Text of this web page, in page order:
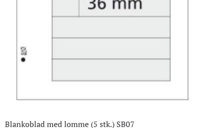
Blankoblad med lomme (5 stk.) SB07